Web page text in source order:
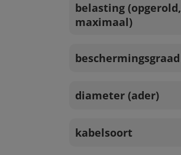
belasting (opgerold,
maximaal)
beschermingsgraad
diameter (ader)
kabelsoort